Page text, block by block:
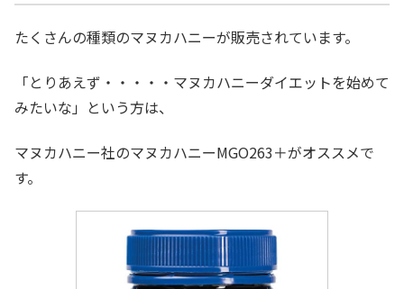
たくさんの種類のマヌカハニーが販売されています。
「とりあえず・・・・・マヌカハニーダイエットを始めて
みたいな」という方は、
マヌカハニー社のマヌカハニーMGO263＋がオススメで
す。